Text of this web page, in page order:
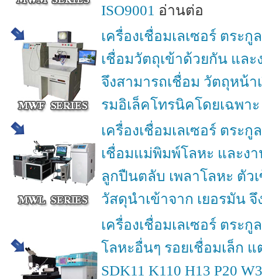
ISO9001 อ่านต่อ
เครื่องเชื่อมเลเซอร์ ตระ
เชื่อมวัตถุเข้าด้วยกัน แล
จึงสามารถเชื่อม วัตถุหน้
รมอิเล็คโทรนิคโดยเฉพา
เครื่องเชื่อมเลเซอร์ ตระ
เชื่อมแม่พิมพ์โลหะ และง
ลูกปืนตลับ เพลาโลหะ ตัว
วัสดุนำเข้าจาก เยอรมัน
เครื่องเชื่อมเลเซอร์ ตระ
โลหะอื่นๆ รอยเชื่อมเล็ก
SDK11 K110 H13 P20